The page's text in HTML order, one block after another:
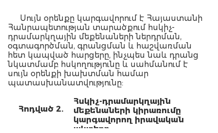
Սույն օրենքը կարգավորում է Հայաստանի
Հանրապետության տարածքում հսկիչ-
դրամարկղային մեքենաների ներդրման,
օգտագործման, գրանցման և հաշվառման
հետ կապված հարցերը, ինչպես նաև դրանց
նկատմամբ հսկողությունը և սահմանում է
սույն օրենքի խախտման համար
պատասխանատվությունը:
Հոդված 2.
Հսկիչ-դրամարկղային
մեքենաների կիրառումը
կարգավորող իրավական
ակտերը